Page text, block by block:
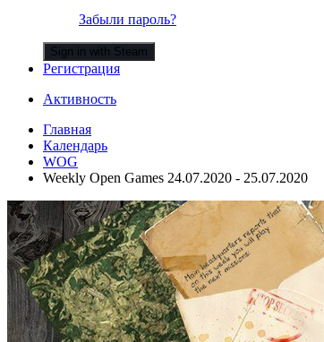
Забыли пароль?
Sign in with Steam
Регистрация
Активность
Главная
Календарь
WOG
Weekly Open Games 24.07.2020 - 25.07.2020